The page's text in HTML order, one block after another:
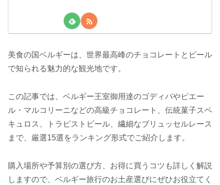
美食の国ベルギーは、世界最高峰のチョコレートとビール
で知られる魅力的な観光地です。
この記事では、ベルギー王室御用達のゴディバやピエー
ル・マルコリーニなどの高級チョコレート、伝統菓子スペ
キュロス、トラピストビール、繊細なブリュッセルレース
まで、厳選15選をランキング形式でご紹介します。
購入場所や予算別の選び方、お得に買うコツも詳しく解説
しますので、ベルギー旅行のお土産選びにぜひお役立てく